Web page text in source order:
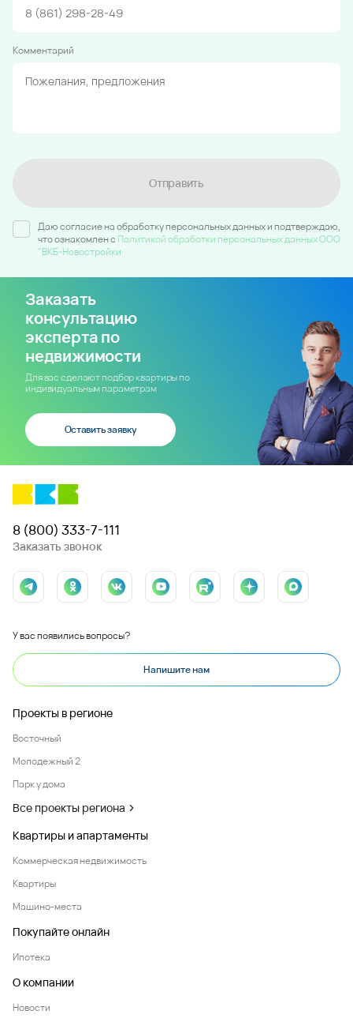
Комментарий
Отправить
Даю согласие на обработку персональных данных и подтверждаю,
что ознакомлен c Политикой обработки персональных данных ООО
"ВКБ-Новостройки
Заказать
консультацию
эксперта по
недвижимости
Для вас сделают подбор квартиры по
индивидуальным параметрам
Оставить заявку
8 (800) 333-7-111
Заказать звонок
У вас появились вопросы?
Напишите нам
Проекты в регионе
Восточный
Молодежный 2
Парк у дома
Все проекты региона
Квартиры и апартаменты
Коммерческая недвижимость
Квартиры
Машино-места
Покупайте онлайн
Ипотека
О компании
Новости